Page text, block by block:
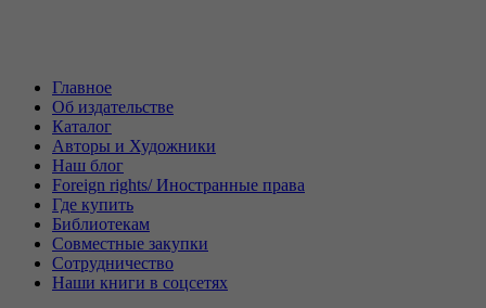
Главное
Об издательстве
Каталог
Авторы и Художники
Наш блог
Foreign rights/ Иностранные права
Где купить
Библиотекам
Совместные закупки
Сотрудничество
Наши книги в соцсетях